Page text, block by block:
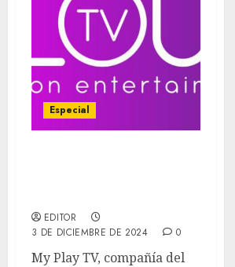
Especial
EDITOR
3 DE DICIEMBRE DE 2024
0
My Play TV, compañía del